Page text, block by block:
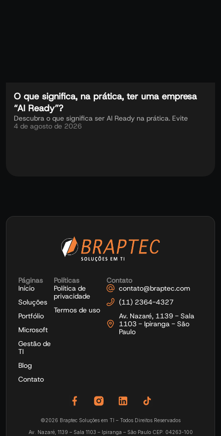
O que significa, na prática, ter uma empresa
“AI Ready”?
Descubra o que significa ser AI Ready na prática. Evite
4 de agosto de 2026
Páginas
Início
Soluções
Portfólio
Microsoft
Gestão de
TI
Blog
Contato
Políticas
Política de
privacidade
Termos de uso
Contato
contato@braptec.com
(11) 2364-4327
Av. Nazaré, 1139 - Sala
1103 - Ipiranga - São
Paulo
©2026 Braptec Soluções em TI – Todos Direitos Reservados
Av. Nazaré, 1139 – Sala 1103 – Ipiranga – São Paulo CEP: 04263-100